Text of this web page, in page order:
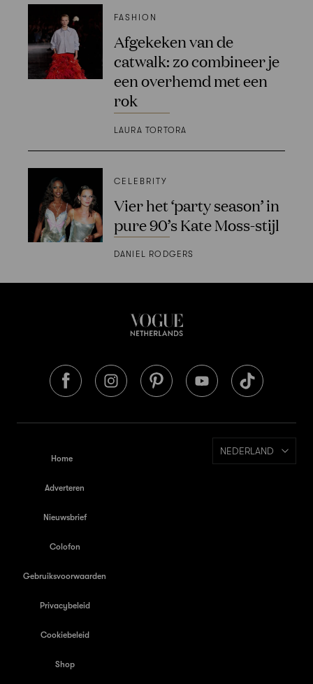
FASHION
Afgekeken van de
catwalk: zo combineer je
een overhemd met een
rok
LAURA TORTORA
CELEBRITY
Vier het ‘party season’ in
pure 90’s Kate Moss-stijl
DANIEL RODGERS
Home
Adverteren
Nieuwsbrief
Colofon
Gebruiksvoorwaarden
Privacybeleid
Cookiebeleid
Shop
NEDERLAND